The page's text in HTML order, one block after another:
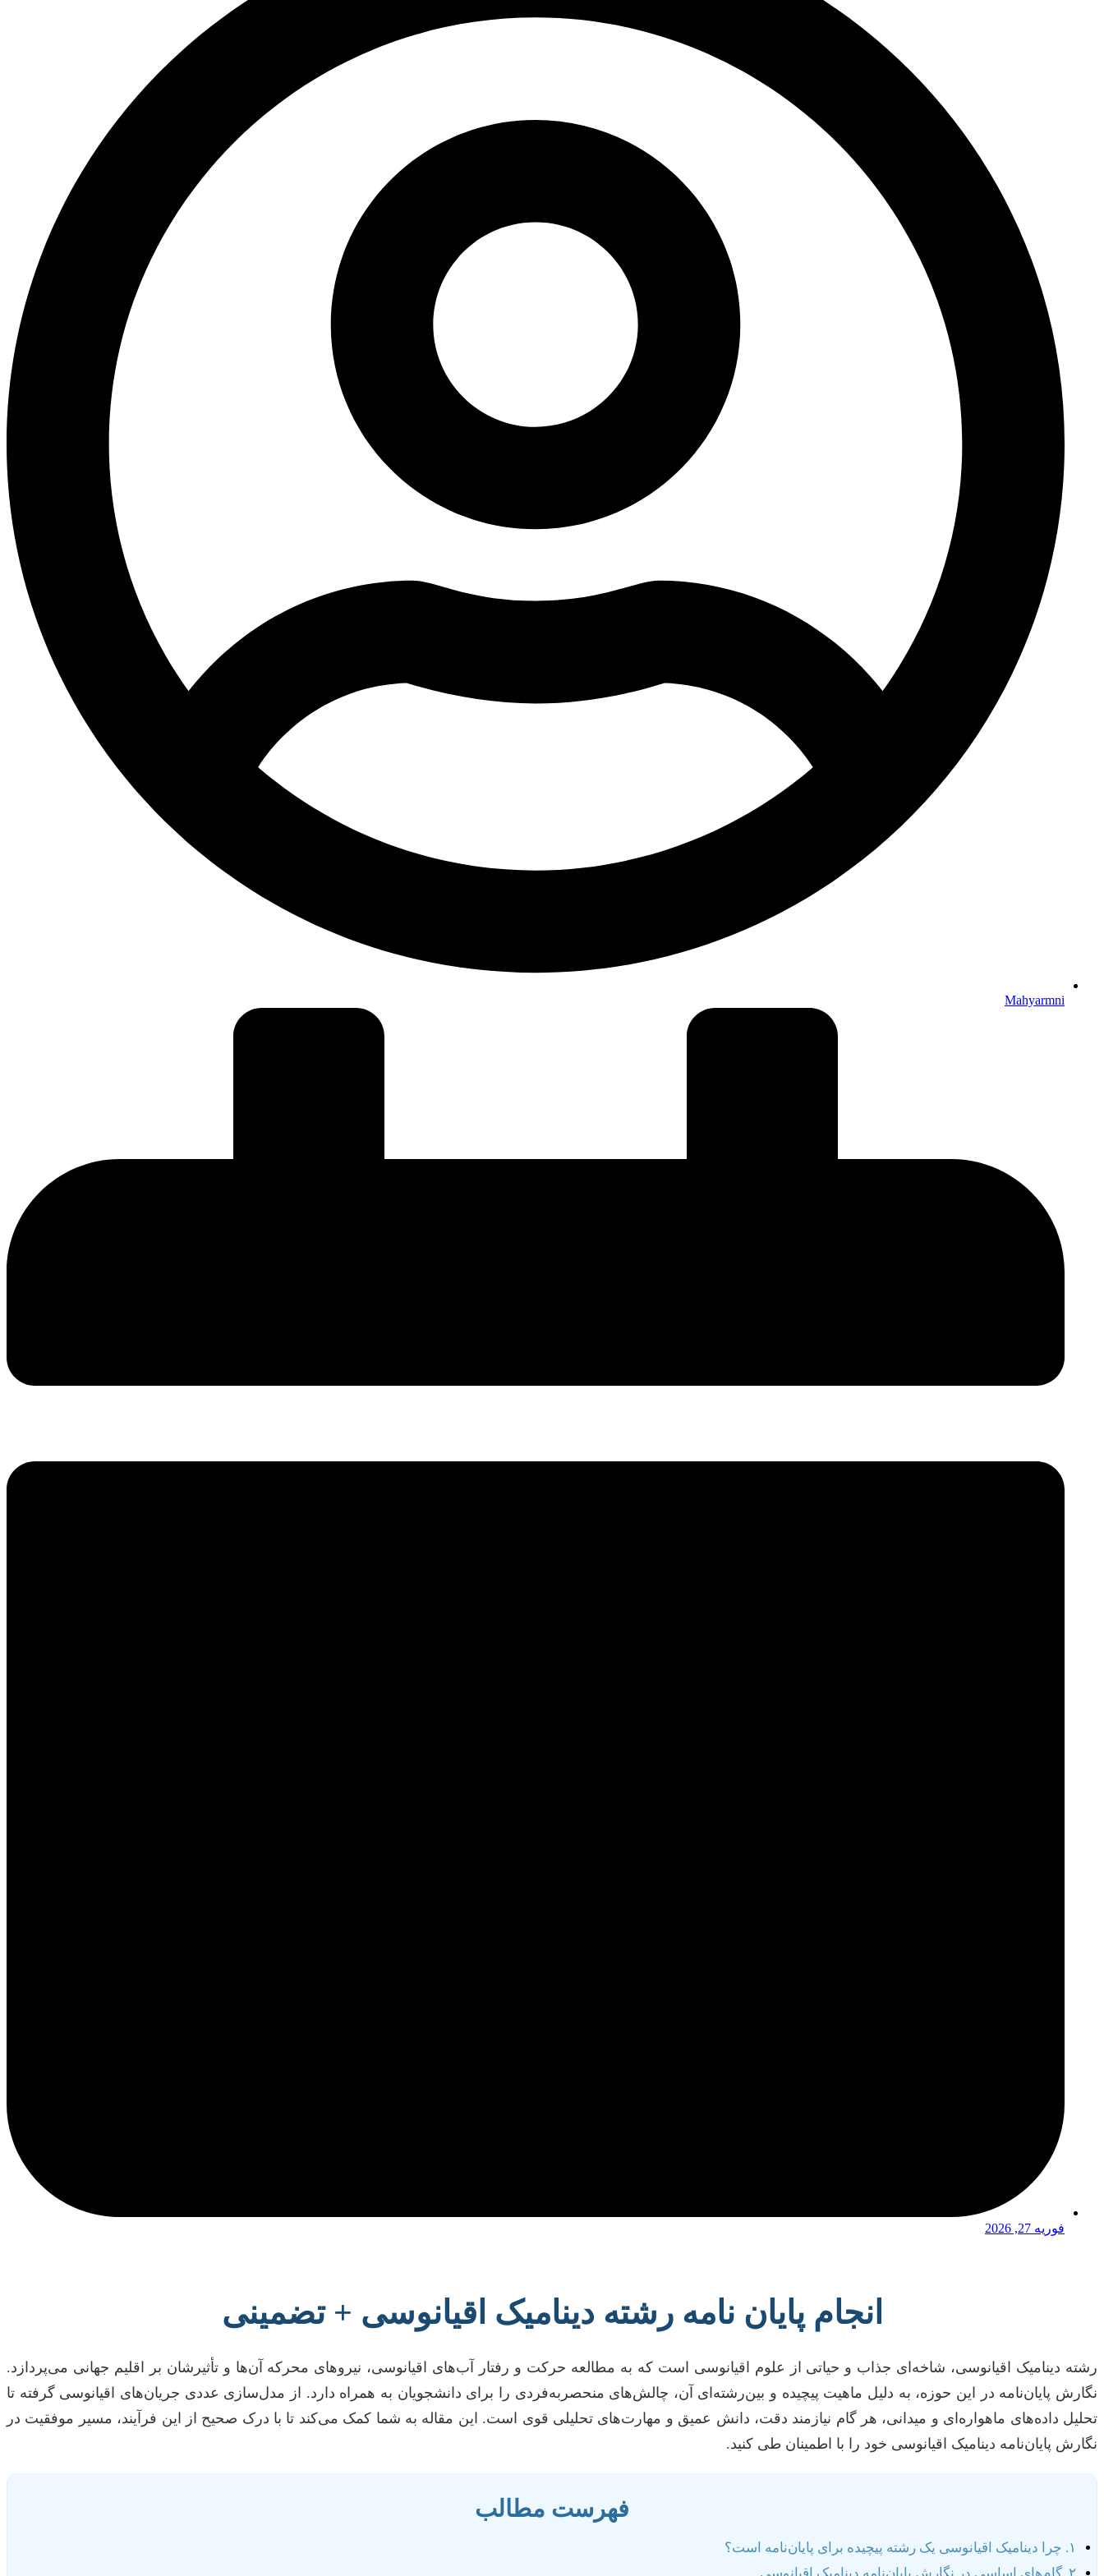
Mahyarmni
فوریه 27, 2026
انجام پایان نامه رشته دینامیک اقیانوسی + تضمینی
رشته دینامیک اقیانوسی، شاخه‌ای جذاب و حیاتی از علوم اقیانوسی است که به مطالعه حرکت و رفتار آب‌های اقیانوسی، نیروهای محرکه آن‌ها و تأثیرشان بر اقلیم جهانی می‌پردازد.
نگارش پایان‌نامه در این حوزه، به دلیل ماهیت پیچیده و بین‌رشته‌ای آن، چالش‌های منحصربه‌فردی را برای دانشجویان به همراه دارد. از مدل‌سازی عددی جریان‌های اقیانوسی گرفته تا
تحلیل داده‌های ماهواره‌ای و میدانی، هر گام نیازمند دقت، دانش عمیق و مهارت‌های تحلیلی قوی است. این مقاله به شما کمک می‌کند تا با درک صحیح از این فرآیند، مسیر موفقیت در
نگارش پایان‌نامه دینامیک اقیانوسی خود را با اطمینان طی کنید.
فهرست مطالب
۱. چرا دینامیک اقیانوسی یک رشته پیچیده برای پایان‌نامه است؟
۲. گام‌های اساسی در نگارش پایان‌نامه دینامیک اقیانوسی